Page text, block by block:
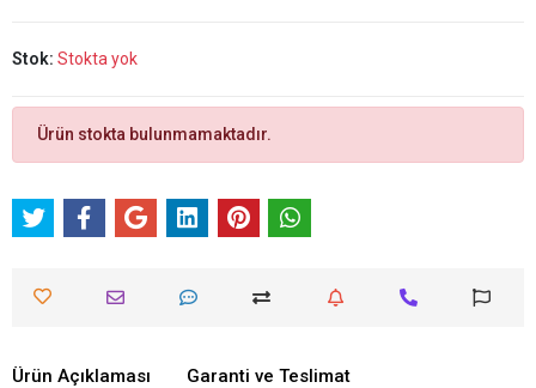
Stok: Stokta yok
Ürün stokta bulunmamaktadır.
Ürün Açıklaması Garanti ve Teslimat